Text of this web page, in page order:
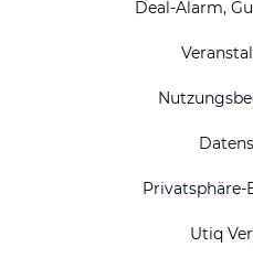
Deal-Alarm,
Utiq